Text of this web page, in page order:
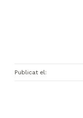
Publicat el: